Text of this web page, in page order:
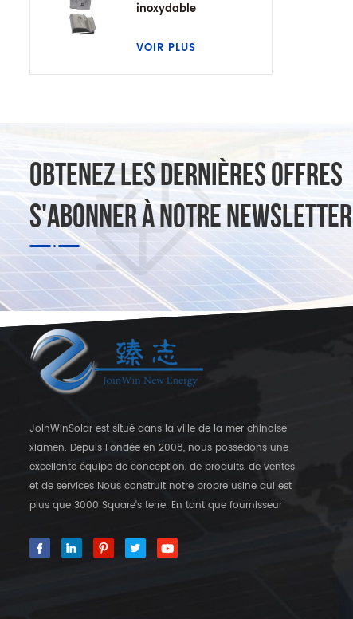
inoxydable
VOIR PLUS
OBTENEZ LES DERNIÈRES OFFRES
S'ABONNER À NOTRE NEWSLETTER
JoinWinSolar est situé dans la ville de la mer chinoise
xiamen. Depuis Fondée en 2008, nous possédons une
excellente équipe de conception, de produits, de ventes
et de services Nous construit notre propre usine qui est
plus que 3000 Square's terre. En tant que fournisseur
créé une valeur ajoutée pour les clients autour du monde
World. ◆ notre produit JoinwinSolar Les produits